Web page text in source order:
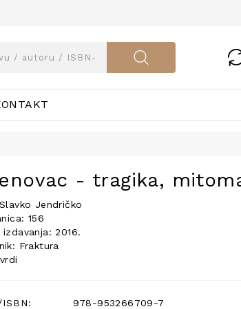
- tragika,
Jendričko
156
izdavanja: 2016.
Fraktura
978-953266709-7